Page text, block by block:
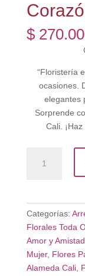
$
“Floristería
ocasiones.
elegantes
Sorprende
Cali.
Floral
Categorías:
Florales Toda
Amor y Amistad
Mujer, Flores
Alameda Cali,